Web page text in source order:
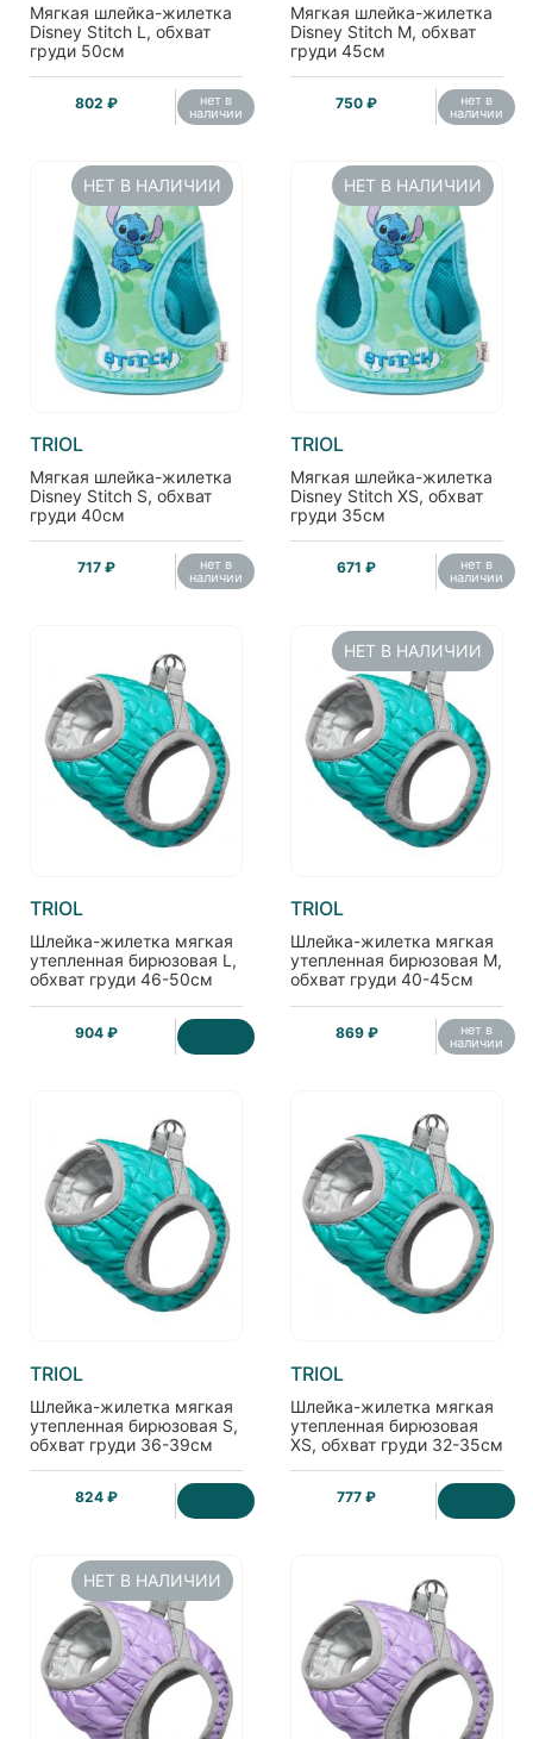
Мягкая шлейка-жилетка
Disney Stitch L, обхват
груди 50см
802 ₽ нет в
наличии
Мягкая шлейка-жилетка
Disney Stitch M, обхват
груди 45см
750 ₽ нет в
наличии
НЕТ В НАЛИЧИИ
TRIOL
Мягкая шлейка-жилетка
Disney Stitch S, обхват
груди 40см
717 ₽ нет в
наличии
НЕТ В НАЛИЧИИ
TRIOL
Мягкая шлейка-жилетка
Disney Stitch XS, обхват
груди 35см
671 ₽ нет в
наличии
TRIOL
Шлейка-жилетка мягкая
утепленная бирюзовая L,
обхват груди 46-50см
904 ₽
НЕТ В НАЛИЧИИ
TRIOL
Шлейка-жилетка мягкая
утепленная бирюзовая M,
обхват груди 40-45см
869 ₽ нет в
наличии
TRIOL
Шлейка-жилетка мягкая
утепленная бирюзовая S,
обхват груди 36-39см
824 ₽
TRIOL
Шлейка-жилетка мягкая
утепленная бирюзовая
XS, обхват груди 32-35см
777 ₽
НЕТ В НАЛИЧИИ